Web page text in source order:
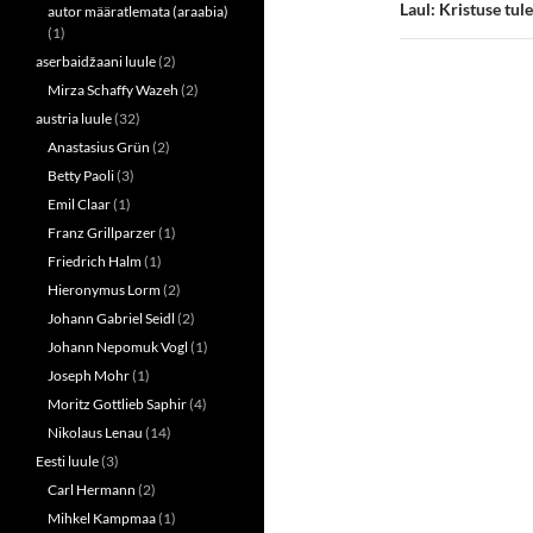
s
i
n
n
s
i
Laul: Kristuse
autor määratlemata (araabia)
(1)
aserbaidžaani luule(2)
Mirza Schaffy Wazeh (2)
austria luule(32)
Anastasius Grün (2)
Betty Paoli(3)
Emil Claar(1)
Franz Grillparzer(1)
Friedrich Halm(1)
Hieronymus Lorm(2)
Johann Gabriel Seidl (2)
Johann Nepomuk Vogl (1)
Joseph Mohr(1)
Moritz Gottlieb Saphir(4)
Nikolaus Lenau (14)
Eesti luule(3)
Carl Hermann (2)
Mihkel Kampmaa(1)